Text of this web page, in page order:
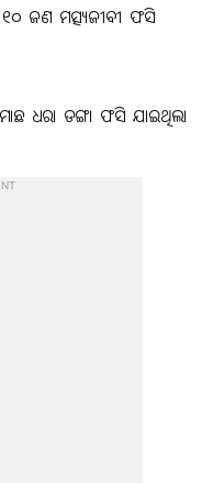
ଜଣ ମତ୍ସ୍ୟଜୀବୀ ଫସି
ଧରା ଡଙ୍ଗା ଫସି ଯାଇଥିଲା